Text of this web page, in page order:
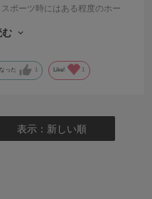
ポーツ時にはある程度のホー
と思われます。やっと着用し
む
った 1 Like! 1
表示：新しい順